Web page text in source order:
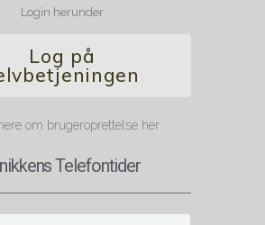
Login herunder
Log på
om brugeroprettelse her
Telefontider